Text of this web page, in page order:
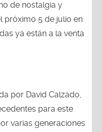
de nostalgia y
próximo 5 de julio en
ya están a la venta
por David Calzado,
para este
varias generaciones